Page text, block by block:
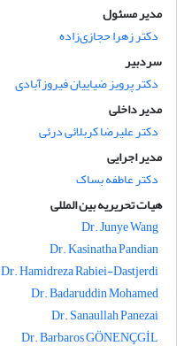
مدیر مسئول
دکتر زهرا حجازی‌زاده
سردبیر
دکتر پرویز ضیاییان فیروزآبادی
مدیر داخلی
دکتر علیرضا کربلائی درئی
مدیر اجرایی
دکتر عاطفه بساک
هیات تحریریه بین المللی
Dr. Junye Wang
Dr. Kasinatha Pandian
Dr. Hamidreza Rabiei-Dastjerdi
Dr. Badaruddin Mohamed
Dr. Sanaullah Panezai
Dr. Barbaros GÖNENÇGİL